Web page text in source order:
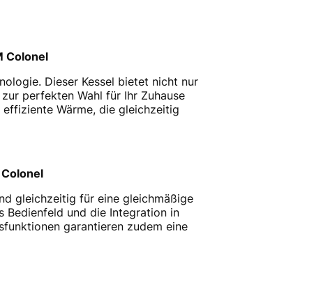
Colonel
Dieser Kessel bietet nicht nur
perfekten Wahl für Ihr Zuhause
Wärme, die gleichzeitig
gleichzeitig für eine gleichmäßige
Bedienfeld und die Integration in
garantieren zudem eine